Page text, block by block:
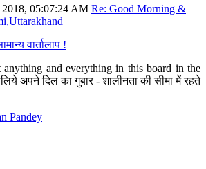
05:07:24 AM Re: Good Morning &
वार्तालाप !
anything and everything in this board in the
अपने दिल का गुबार - शालीनता की सीमा में रहते
Pandey